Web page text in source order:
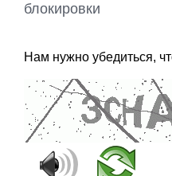
блокировки
Нам нужно убедиться,